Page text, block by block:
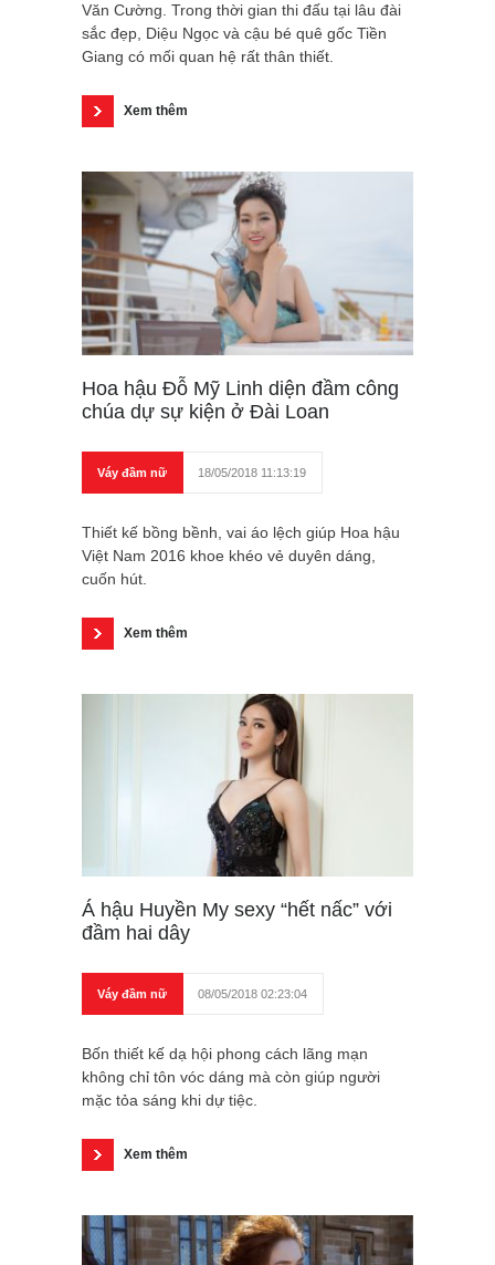
Văn Cường. Trong thời gian thi đấu tại lâu đài
sắc đẹp, Diệu Ngọc và cậu bé quê gốc Tiền
Giang có mối quan hệ rất thân thiết.
Xem thêm
Hoa hậu Đỗ Mỹ Linh diện đầm công
chúa dự sự kiện ở Đài Loan
Váy đầm nữ 18/05/2018 11:13:19
Thiết kế bồng bềnh, vai áo lệch giúp Hoa hậu
Việt Nam 2016 khoe khéo vẻ duyên dáng,
cuốn hút.
Xem thêm
Á hậu Huyền My sexy “hết nấc” với
đầm hai dây
Váy đầm nữ 08/05/2018 02:23:04
Bốn thiết kế dạ hội phong cách lãng mạn
không chỉ tôn vóc dáng mà còn giúp người
mặc tỏa sáng khi dự tiệc.
Xem thêm